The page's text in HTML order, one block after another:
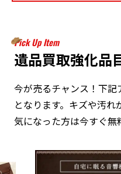
Pick Up Item
遺品買取強化品
今が売るチャンス！下記
となります。キズや汚れ
気になった方は今すぐ無